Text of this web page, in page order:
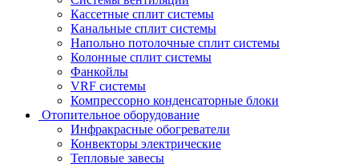
Кассетные сплит системы
Канальные сплит системы
Напольно потолочные сплит системы
Колонные сплит системы
Фанкойлы
VRF системы
Компрессорно конденсаторные блоки
Отопительное оборудование
Инфракрасные обогреватели
Конвекторы электрические
Тепловые завесы